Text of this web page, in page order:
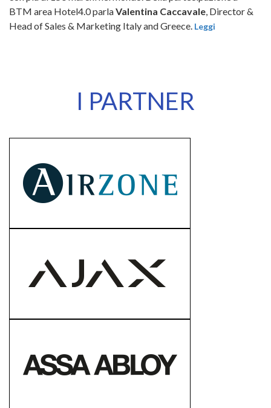
BTM area Hotel4.0 parlaValentina Caccavale, Director &
Head of Sales & Marketing Italy and Greece. Leggi
I PARTNER